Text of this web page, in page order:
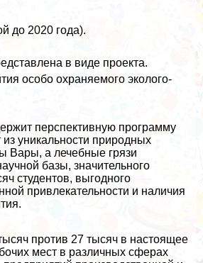
до 2020 года).
в виде проекта.
особо охраняемого эколого-
перспективную программу
уникальности природных
Вары, а лечебные грязи
базы, значительного
студентов, выгодного
привлекательности и наличия
против 27 тысяч в настоящее
мест в различных сферах